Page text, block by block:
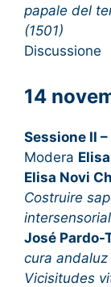
papale del
(1501)
Discussione
14
Sessione II
Modera
Elisa Novi
Costruire
José Pardo-
cura andaluz
Vicisitudes